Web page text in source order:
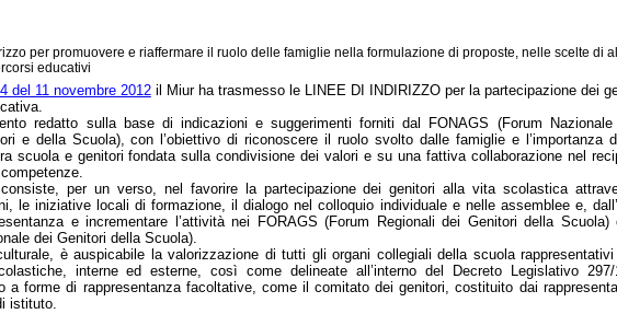
per promuovere e riaffermare il ruolo delle famiglie nella formulazione di proposte, nelle scelte di
educativi
del 11 novembre 2012il Miur ha trasmesso le LINEE DI INDIRIZZO per la partecipazione dei
redatto sulla base di indicazioni e suggerimenti forniti dal FONAGS (Forum Nazionale
e della Scuola), con l’obiettivo di riconoscere il ruolo svolto dalle famiglie e l’importanza
scuola e genitori fondata sulla condivisione dei valori e su una fattiva collaborazione nel
per un verso, nel favorire la partecipazione dei genitori alla vita scolastica
le iniziative locali di formazione, il dialogo nel colloquio individuale e nelle assemblee e,
e incrementare l’attività nei FORAGS (Forum Regionali dei Genitori della Scuola)
dei Genitori della Scuola).
è auspicabile la valorizzazione di tutti gli organi collegiali della scuola
interne ed esterne, così come delineate all’interno del Decreto Legislativo 297/
a forme di rappresentanza facoltative, come il comitato dei genitori, costituito dai
istituto.